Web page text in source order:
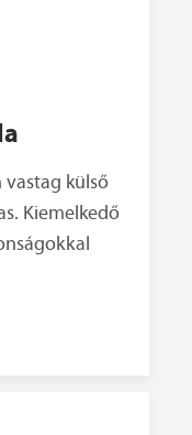
vastag külső
Kiemelkedő